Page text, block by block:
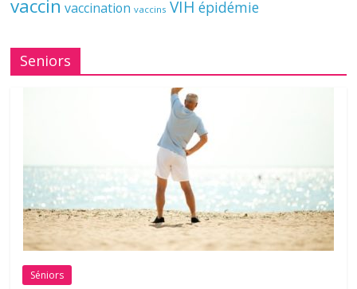
vaccin vaccination vaccins VIH épidémie
Seniors
Séniors